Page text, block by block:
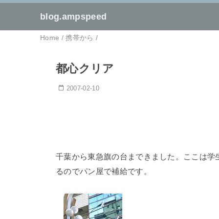
blog.ampspeed
Home /携帯から /
都心クリア
2007-02-10
千葉から東急旗の台まできました。ここは
るのでパン屋で補給です。